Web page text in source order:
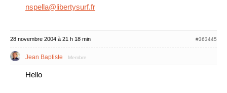
nspella@libertysurf.fr
28 novembre 2004 à 21 h 18 min #363445
Jean Baptiste Membre
Hello